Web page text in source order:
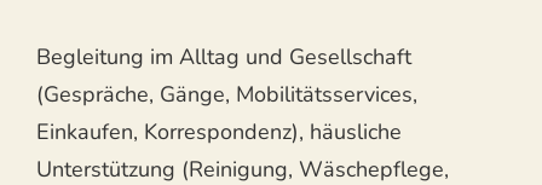
Begleitung im Alltag und Gesellschaft
(Gespräche, Gänge, Mobilitätsservices,
Einkaufen, Korrespondenz), häusliche
Unterstützung (Reinigung, Wäschepflege,